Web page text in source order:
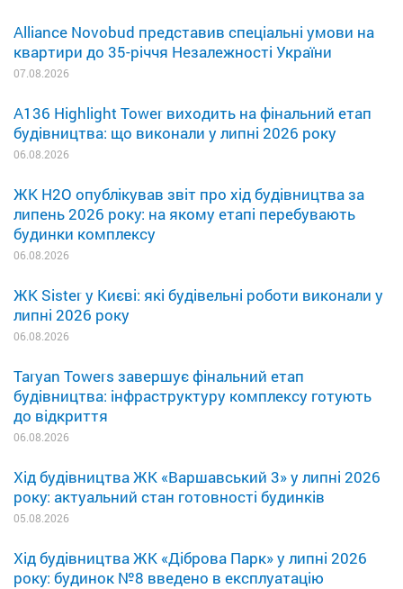
Alliance Novobud представив спеціальні умови на
квартири до 35-річчя Незалежності України
07.08.2026
A136 Highlight Tower виходить на фінальний етап
будівництва: що виконали у липні 2026 року
06.08.2026
ЖК H2O опублікував звіт про хід будівництва за
липень 2026 року: на якому етапі перебувають
будинки комплексу
06.08.2026
ЖК Sister у Києві: які будівельні роботи виконали у
липні 2026 року
06.08.2026
Taryan Towers завершує фінальний етап
будівництва: інфраструктуру комплексу готують
до відкриття
06.08.2026
Хід будівництва ЖК «Варшавський 3» у липні 2026
року: актуальний стан готовності будинків
05.08.2026
Хід будівництва ЖК «Діброва Парк» у липні 2026
року: будинок №8 введено в експлуатацію